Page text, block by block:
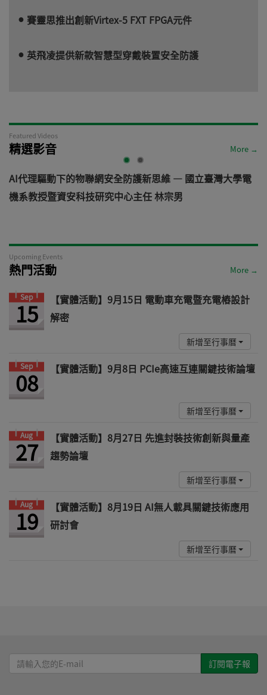
賽靈思推出創新Virtex-5 FXT FPGA元件
英飛凌提供新款智慧型穿戴裝置安全防護
Featured Videos
精選影音 More →
AI代理驅動下的物聯網安全防護新思維 — 國立臺灣大學電
機系教授暨資安科技研究中心主任 林宗男
Upcoming Events
熱門活動 More →
Sep
15
【實體活動】9月15日 電動車充電暨充電樁設計
解密
新增至行事曆
Sep
08 【實體活動】9月8日 PCIe高速互連關鍵技術論壇
新增至行事曆
Aug
27
【實體活動】8月27日 先進封裝技術創新與量產
趨勢論壇
新增至行事曆
Aug
19
【實體活動】8月19日 AI無人載具關鍵技術應用
研討會
新增至行事曆
請
輸